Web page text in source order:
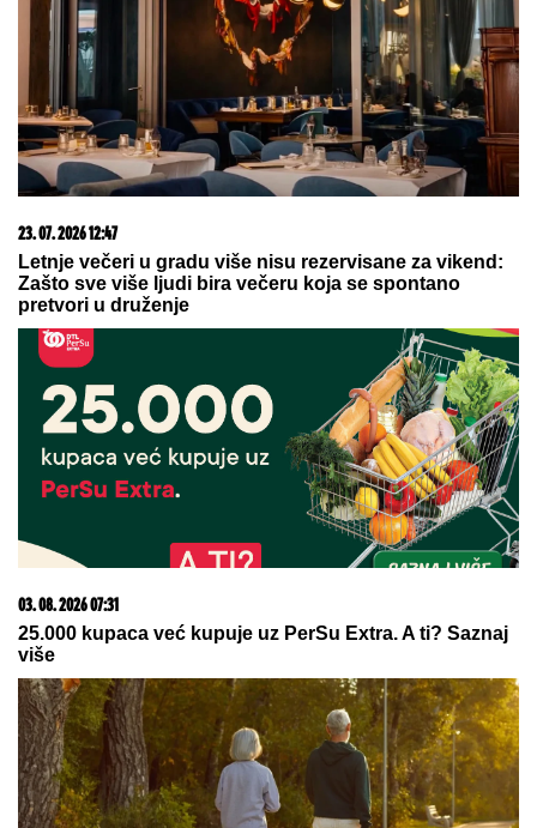
by Aklamator
07. 08. 2026 20:57
САД дале 1,2милијарде$ Немцима да ОДУСТАНУ од
ветроелектрана
08. 08. 2026 02:28
Više me razume i popusti: Asmin otkrio ko je bolji
čovek Mevlida ili Mustafa, pa izneo da li planira dete sa
Majom! (VIDEO)